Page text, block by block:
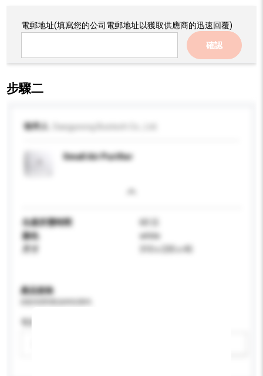
電郵地址(填寫您的公司電郵地址以獲取供應商的迅速回覆)
確認
步驟二
收件人
Small Air Purifier
生產所需時間
60 日
顏色
white
310 x 235 x 45
產品規格